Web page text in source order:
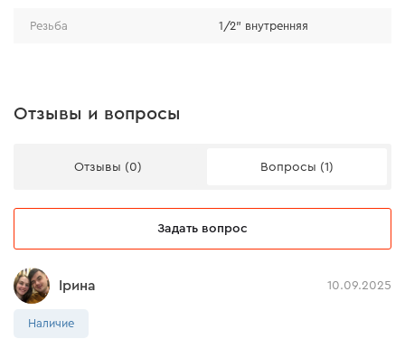
Резьба 1/2" внутренняя
Отзывы и вопросы
Отзывы (0) Вопросы (1)
Задать вопрос
Ірина 10.09.2025
Наличие